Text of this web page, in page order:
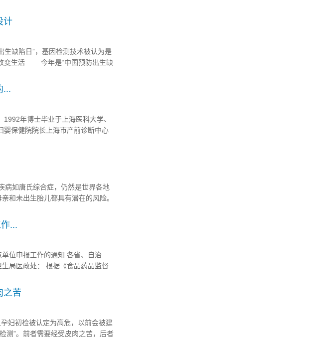
计
陷日”，基因检测技术被认为是
变生活 今年是“中国预防出生缺
...
年博士毕业于上海医科大学、
婴保健院院长上海市产前诊断中心
病如唐氏综合症，仍然是世界各地
和未出生胎儿都具有潜在的风险。
...
位申报工作的通知 各省、自治
局医政处： 根据《食品药品监督
之苦
妇初检被认定为高危，以前会被建
测”。前者需要经受皮肉之苦，后者